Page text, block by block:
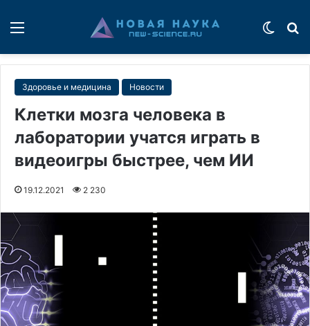
Здоровье и медицина Новости
Клетки мозга человека в
лаборатории учатся играть в
видеоигры быстрее, чем ИИ
19.12.2021 2 230